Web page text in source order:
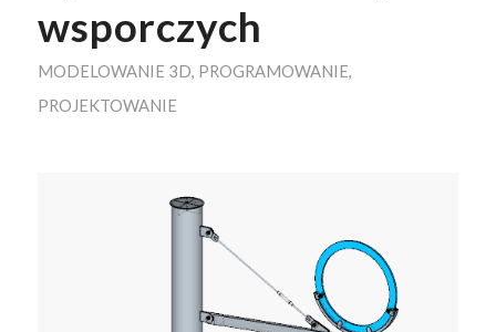
wsporczych
MODELOWANIE 3D, PROGRAMOWANIE,
PROJEKTOWANIE